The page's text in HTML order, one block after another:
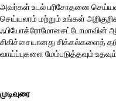
அவர்கள் உடல் பரிசோதனை
செய்யலாம் மற்றும் உங்கள்
ஃபியோக்ரோமோசைட்டோமாவின்
சிகிச்சையானது சிக்கல்களைத்
வாய்ப்புகளை மேம்படுத்தவும்
முடிவுரை